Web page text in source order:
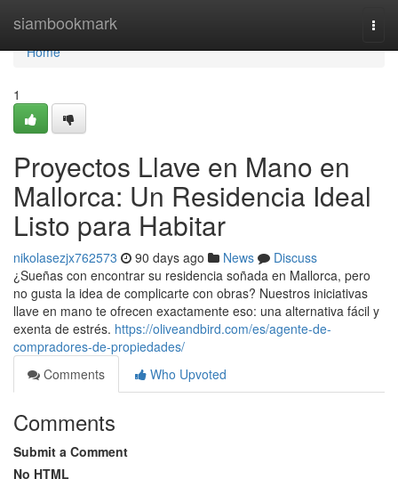
siambookmark
Home
Home
1
Proyectos Llave en Mano en
Mallorca: Un Residencia Ideal
Listo para Habitar
nikolasezjx762573 90 days ago News
Discuss
¿Sueñas con encontrar su residencia soñada en Mallorca, pero
no gusta la idea de complicarte con obras? Nuestros iniciativas
llave en mano te ofrecen exactamente eso: una alternativa fácil y
exenta de estrés. https://oliveandbird.com/es/agente-de-
compradores-de-propiedades/
Comments
Who Upvoted
Comments
Submit a Comment
No HTML